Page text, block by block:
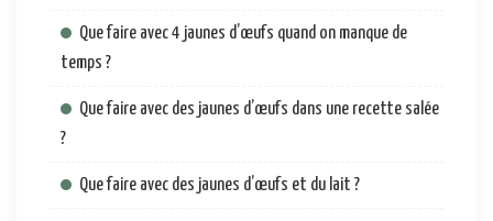
Que faire avec 4 jaunes d’œufs quand on manque de
temps ?
Que faire avec des jaunes d’œufs dans une recette salée
?
Que faire avec des jaunes d’œufs et du lait ?